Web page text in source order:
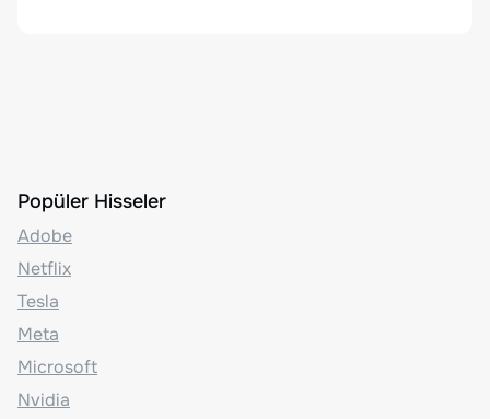
Popüler Hisseler
Adobe
Netflix
Tesla
Meta
Microsoft
Nvidia